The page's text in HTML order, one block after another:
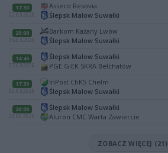
17:30
Asseco Resovia
Ślepsk Malow Suwałki
20:00
Barkom Każany Lwów
Ślepsk Malow Suwałki
14:45
07.03.2026
Ślepsk Malow Suwałki
PGE GiEK SKRA Bełchatów
17:30
InPost ChKS Chełm
Ślepsk Malow Suwałki
20:00
24.02.2026
Ślepsk Malow Suwałki
Aluron CMC Warta Zawiercie
ZOBACZ WIĘCEJ (21)